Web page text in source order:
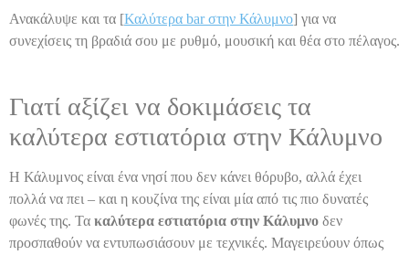
Ανακάλυψε και τα [Καλύτερα bar στην Κάλυμνο] για να
συνεχίσεις τη βραδιά σου με ρυθμό, μουσική και θέα στο πέλαγος.
Γιατί αξίζει να δοκιμάσεις τα
καλύτερα εστιατόρια στην Κάλυμνο
Η Κάλυμνος είναι ένα νησί που δεν κάνει θόρυβο, αλλά έχει
πολλά να πει – και η κουζίνα της είναι μία από τις πιο δυνατές
φωνές της. Τα καλύτερα εστιατόρια στην Κάλυμνο δεν
προσπαθούν να εντυπωσιάσουν με τεχνικές. Μαγειρεύουν όπως